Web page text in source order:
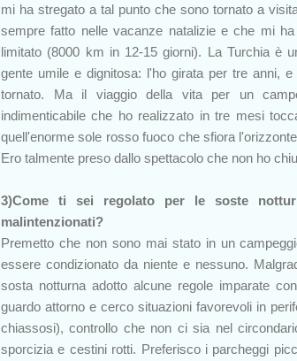
mi ha stregato a tal punto che sono tornato a
sempre fatto nelle vacanze natalizie e che mi
limitato (8000 km in 12-15 giorni). La Turchia è
gente umile e dignitosa: l'ho girata per tre anni,
tornato. Ma il viaggio della vita per un
indimenticabile che ho realizzato in tre mesi
quell'enorme sole rosso fuoco che sfiora
Ero talmente preso dallo spettacolo che non ho
3)Come ti sei regolato per le soste
malintenzionati?
Premetto che non sono mai stato in un
essere condizionato da niente e nessuno.
sosta notturna adotto alcune regole imparate
guardo attorno e cerco situazioni favorevoli in
chiassosi), controllo che non ci sia nel
sporcizia e cestini rotti. Preferisco i parcheggi